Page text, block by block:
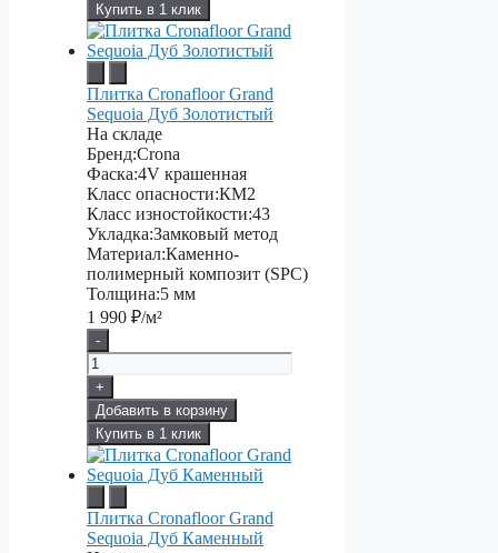
Купить в 1 клик
Плитка Cronafloor Grand
Sequoia Дуб Золотистый
На складе
Бренд:Crona
Фаска:4V крашенная
Класс опасности:КМ2
Класс изностойкости:43
Укладка:Замковый метод
Материал:Каменно-
полимерный композит (SPC)
Толщина:5 мм
1 990 ₽/м²
-
+
Добавить в корзину
Купить в 1 клик
Плитка Cronafloor Grand
Sequoia Дуб Каменный